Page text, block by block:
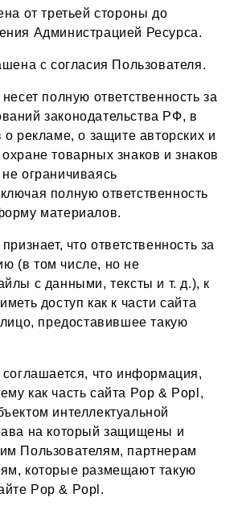
от третьей стороны до
Администрацией Ресурса.
с согласия Пользователя.
полную ответственность за
законодательства РФ, в
о рекламе, о защите авторских и
товарных знаков и знаков
ограничиваясь
полную ответственность
материалов.
что ответственность за
(в том числе, но не
с данными, тексты и т. д.), к
доступ как к части сайта
предоставившее такую
что информация,
как часть сайта Pop & Popl,
интеллектуальной
на который защищены и
Пользователям, партнерам
которые размещают такую
Pop & Popl.